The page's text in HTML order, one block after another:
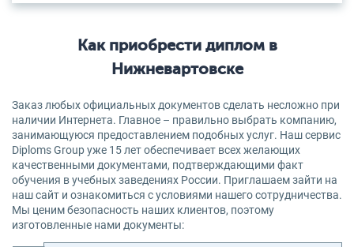
Как приобрести диплом в
Нижневартовске
Заказ любых официальных документов сделать несложно при
наличии Интернета. Главное – правильно выбрать компанию,
занимающуюся предоставлением подобных услуг. Наш сервис
Diploms Group уже 15 лет обеспечивает всех желающих
качественными документами, подтверждающими факт
обучения в учебных заведениях России. Приглашаем зайти на
наш сайт и ознакомиться с условиями нашего сотрудничества.
Мы ценим безопасность наших клиентов, поэтому
изготовленные нами документы: